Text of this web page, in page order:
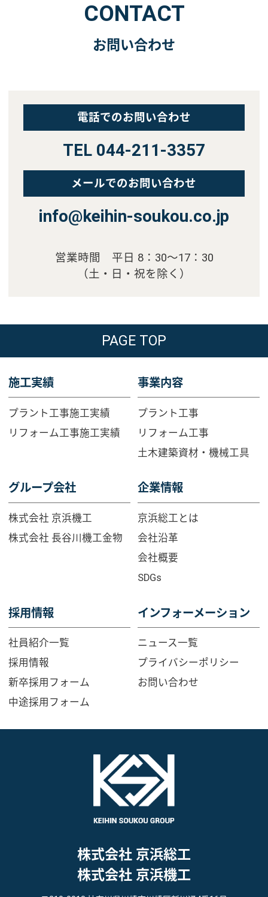
CONTACT
お問い合わせ
電話でのお問い合わせ
TEL 044-211-3357
メールでのお問い合わせ
info@keihin-soukou.co.jp
営業時間 平日 8：30～17：30
（土・日・祝を除く）
PAGE TOP
株式会社 京浜総工
株式会社 京浜機工
施工実績
プラント工事施工実績
リフォーム工事施工実績
事業内容
プラント工事
リフォーム工事
土木建築資材・機械工具
グループ会社
株式会社 京浜機工
株式会社 長谷川機工金物
企業情報
京浜総工とは
会社沿革
会社概要
SDGs
採用情報
社員紹介一覧
採用情報
新卒採用フォーム
中途採用フォーム
インフォーメーション
ニュース一覧
プライバシーポリシー
お問い合わせ